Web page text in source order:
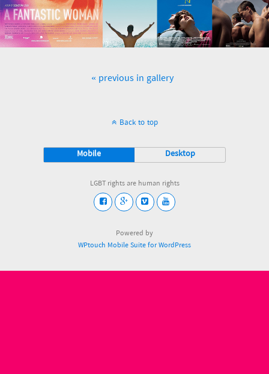
« previous in gallery
Back to top
Mobile Desktop
LGBT rights are human rights
Powered by
WPtouch Mobile Suite for WordPress